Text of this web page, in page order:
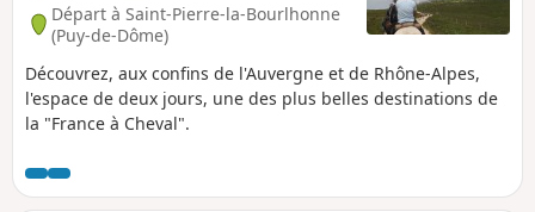
Départ à Saint-Pierre-la-Bourlhonne
(Puy-de-Dôme)
Découvrez, aux confins de l'Auvergne et de Rhône-Alpes,
l'espace de deux jours, une des plus belles destinations de
la "France à Cheval".